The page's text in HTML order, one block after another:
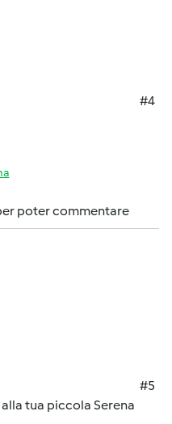
#4
poter commentare
#5
tua piccola Serena